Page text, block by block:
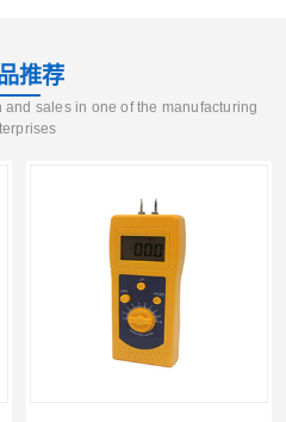
推荐
sales in one of the manufacturing